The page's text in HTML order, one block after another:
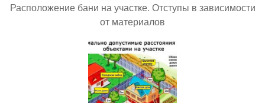
Расположение бани на участке. Отступы в зависимости
от материалов